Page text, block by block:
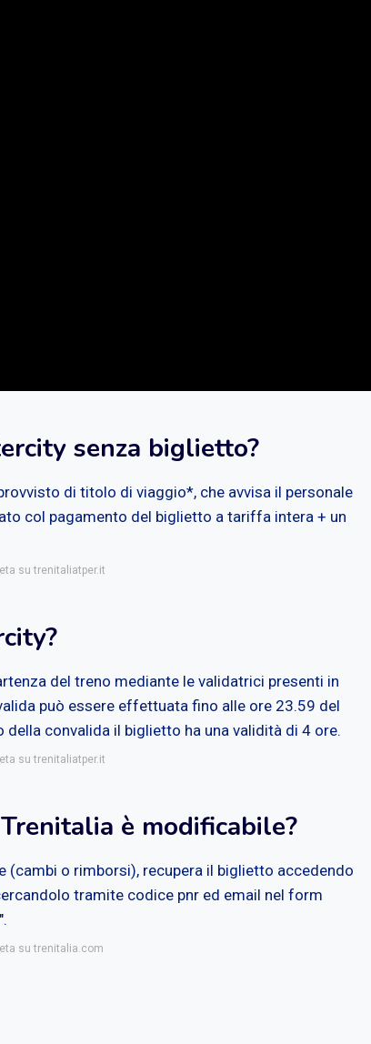
senza biglietto?
di titolo di viaggio*, che avvisa il personale
col pagamento del biglietto a tariffa intera + un
su trenitaliatper.it
del treno mediante le validatrici presenti in
può essere effettuata fino alle ore 23.59 del
convalida il biglietto ha una validità di 4 ore.
su trenitaliatper.it
è modificabile?
o rimborsi), recupera il biglietto accedendo
tramite codice pnr ed email nel form
su trenitalia.com